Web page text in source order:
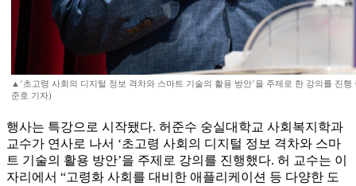
▲‘초고령 사회의 디지털 정보 격차와 스마트 기술의 활용 방안’을 주제로 한 강의를 진
준호 기자)
행사는 특강으로 시작됐다. 허준수 숭실대학교 사회복지학과
교수가 연사로 나서 ‘초고령 사회의 디지털 정보 격차와 스마
트 기술의 활용 방안’을 주제로 강의를 진행했다. 허 교수는 이
자리에서 “고령화 사회를 대비한 애플리케이션 등 다양한 도